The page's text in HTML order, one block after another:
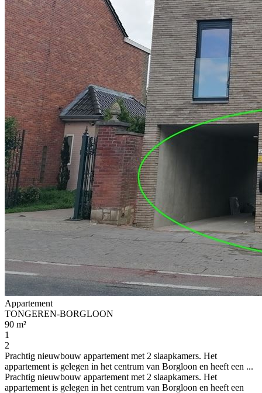
Appartement
TONGEREN-BORGLOON
90 m²
1
2
Prachtig nieuwbouw appartement met 2 slaapkamers. Het
appartement is gelegen in het centrum van Borgloon en heeft een ...
Prachtig nieuwbouw appartement met 2 slaapkamers. Het
appartement is gelegen in het centrum van Borgloon en heeft een